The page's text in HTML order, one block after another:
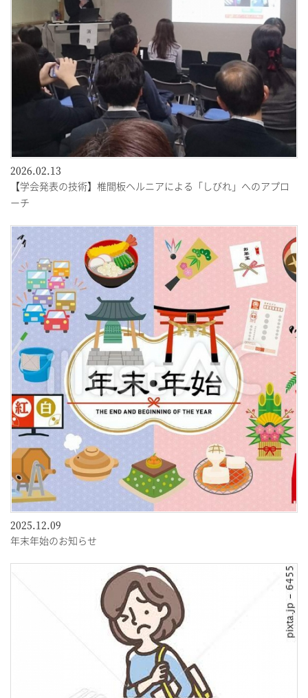
2026.02.13
【学会発表の技術】椎間板ヘルニアによる「しびれ」へのアプロ
ーチ
2025.12.09
年末年始のお知らせ